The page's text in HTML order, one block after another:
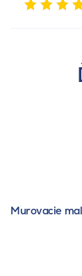
Murovacie